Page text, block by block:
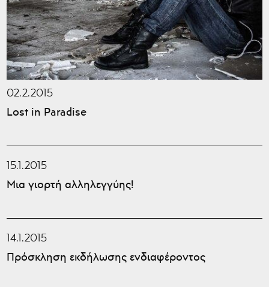
02.2.2015
Lost in Paradise
15.1.2015
Μια γιορτή αλληλεγγύης!
14.1.2015
Πρόσκληση εκδήλωσης ενδιαφέροντος